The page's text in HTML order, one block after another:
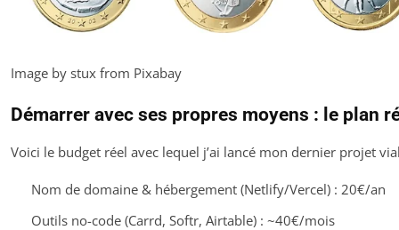
Image by stux from Pixabay
Démarrer avec ses propres moyens : le plan
Voici le budget réel avec lequel j’ai lancé mon dernier projet
Nom de domaine & hébergement (Netlify/Vercel) : 20€/an
Outils no-code (Carrd, Softr, Airtable) : ~40€/mois